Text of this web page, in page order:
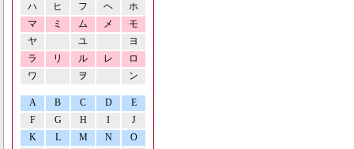
ハ
ヒ フ ヘ
ホ
マ
ミ ム メ
モ
ヤ
ユ
ヨ
ラ
リ ル レ
ロ
ワ
ヲ ン
A B C D
E
F
G H I
J
K
L M N O